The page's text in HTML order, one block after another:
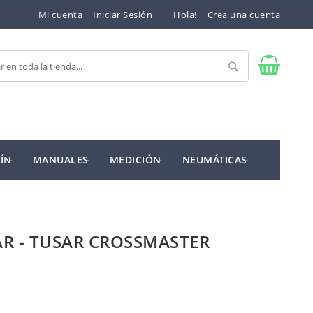
Mi cuenta Iniciar Sesión Hola! Crea una cuenta
Buscar
MANUALES MEDICIÓN NEUMÁTICAS
- TUSAR CROSSMASTER